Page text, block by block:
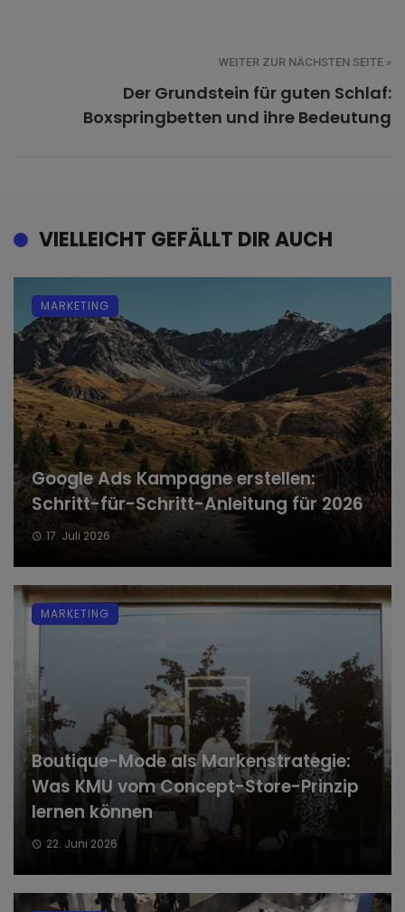
WEITER ZUR NÄCHSTEN SEITE »
Der Grundstein für guten Schlaf:
Boxspringbetten und ihre Bedeutung
VIELLEICHT GEFÄLLT DIR AUCH
Google Ads Kampagne erstellen:
Schritt-für-Schritt-Anleitung für 2026
17. Juli 2026
MARKETING
Boutique-Mode als Markenstrategie:
Was KMU vom Concept-Store-Prinzip
lernen können
22. Juni 2026
MARKETING